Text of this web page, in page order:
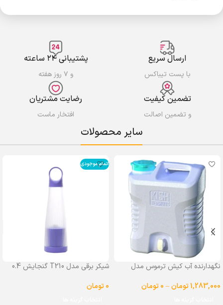
ارسال سریع
با پست تیباکس
پشتیبانی ۲۴ ساعته
و ۷ روز هفته
تضمین کیفیت
و تضمین اصالت
رضایت مشتریان
افتخار ماست
سایر محصولات
نگهدارنده آب کیش ترموس مدل
1,283,000تومان–
0تومان
اتمام موجودی
شیکر برقی مدل T210 گنجایش 0.4
0تومان